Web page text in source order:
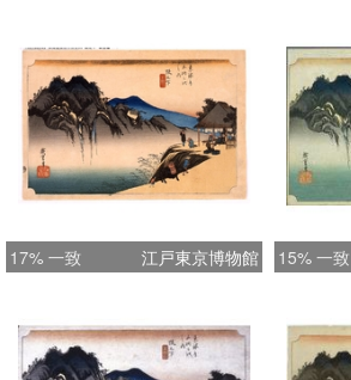
17% 一致 江戸東京博物館 15% 一致